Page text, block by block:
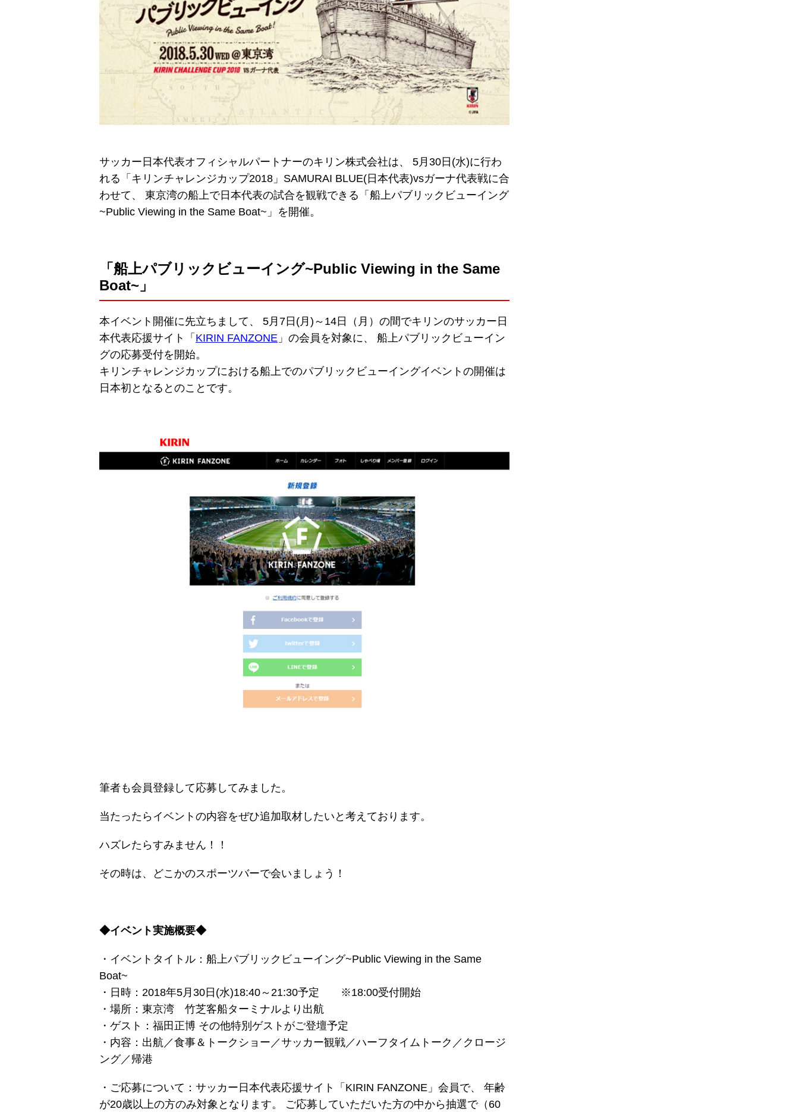
サッカー日本代表オフィシャルパートナーのキリン株式会社は、 5月30日(水)に行わ
れる「キリンチャレンジカップ2018」SAMURAI BLUE(日本代表)vsガーナ代表戦に合
わせて、 東京湾の船上で日本代表の試合を観戦できる「船上パブリックビューイング
~Public Viewing in the Same Boat~」を開催。
「船上パブリックビューイング~Public Viewing in the Same
Boat~」
本イベント開催に先立ちまして、 5月7日(月)～14日（月）の間でキリンのサッカー日
本代表応援サイト「 KIRIN FANZONE 」の会員を対象に、 船上パブリックビューイン
グの応募受付を開始。
キリンチャレンジカップにおける船上でのパブリックビューイングイベントの開催は
日本初となるとのことです。
筆者も会員登録して応募してみました。
当たったらイベントの内容をぜひ追加取材したいと考えております。
ハズレたらすみません！！
その時は、どこかのスポーツバーで会いましょう！
◆イベント実施概要◆
・イベントタイトル：船上パブリックビューイング~Public Viewing in the Same
Boat~
・日時：2018年5月30日(水)18:40～21:30予定 ※18:00受付開始
・場所：東京湾 竹芝客船ターミナルより出航
・ゲスト：福田正博 その他特別ゲストがご登壇予定
・内容：出航／食事＆トークショー／サッカー観戦／ハーフタイムトーク／クロージ
ング／帰港
・ご応募について：サッカー日本代表応援サイト「KIRIN FANZONE」会員で、 年齢
が20歳以上の方のみ対象となります。 ご応募していただいた方の中から抽選で（60